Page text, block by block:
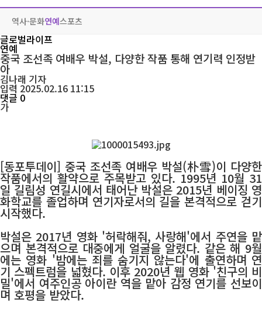
역사·문화연예스포츠
글로벌라이프
연예
중국 조선족 여배우 박설, 다양한 작품 통해 연기력 인정받
아
김나래 기자
입력 2025.02.16 11:15
댓글 0
가
[동포투데이] 중국 조선족 여배우 박설(朴雪)이 다양한
작품에서의 활약으로 주목받고 있다. 1995년 10월 31
일 길림성 연길시에서 태어난 박설은 2015년 베이징 영
화학교를 졸업하며 연기자로서의 길을 본격적으로 걷기
시작했다.
박설은 2017년 영화 '허락해줘, 사랑해'에서 주연을 맡
으며 본격적으로 대중에게 얼굴을 알렸다. 같은 해 9월
에는 영화 '밤에는 죄를 숨기지 않는다'에 출연하며 연
기 스펙트럼을 넓혔다. 이후 2020년 웹 영화 '친구의 비
밀'에서 여주인공 아이란 역을 맡아 감정 연기를 선보이
며 호평을 받았다.